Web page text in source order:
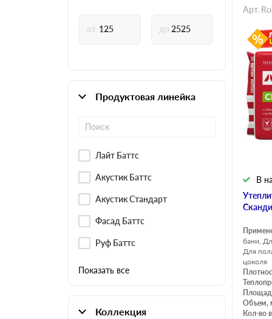
Утеплитель Isover
Продуктовая линейка
Лайт Баттс
Акустик Баттс
Акустик Стандарт
Фасад Баттс
Руф Баттс
Показать все
Коллекция
В
Арт.
бани,
Для
цоколя
Объем,
Кол-во